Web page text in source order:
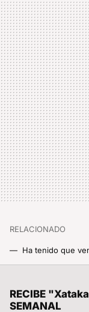
RELACIONADO
RECIBE
SEMANAL